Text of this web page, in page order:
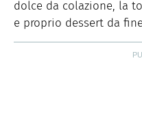
dolce da colazione, la
e proprio dessert da